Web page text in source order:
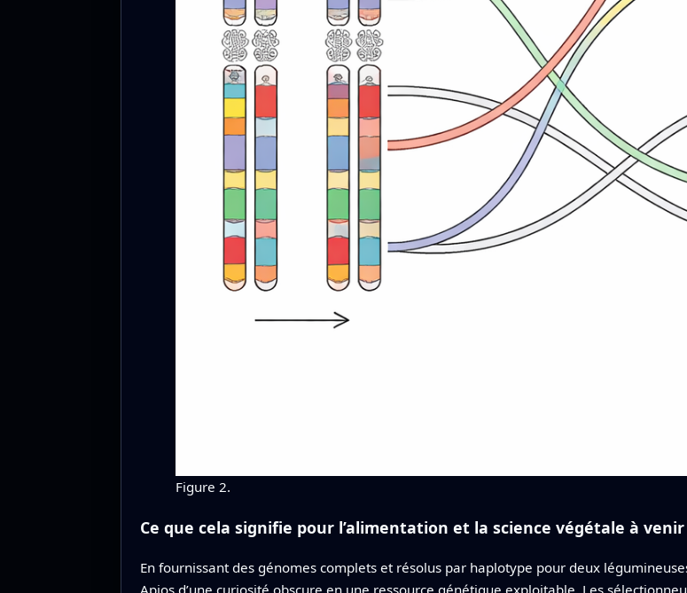
Figure 2.
Ce que cela signifie pour l’alimentation et la science végétale à venir
En fournissant des génomes complets et résolus par haplotype pour deux
Apios d’une curiosité obscure en une ressource génétique exploitable. Les